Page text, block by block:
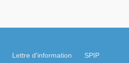
Lettre d'information SPIP